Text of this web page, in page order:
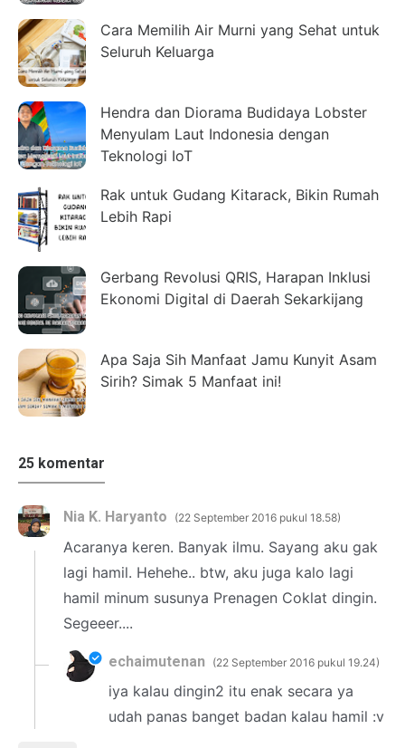
Cara Memilih Air Murni yang Sehat untuk
Seluruh Keluarga
Hendra dan Diorama Budidaya Lobster
Menyulam Laut Indonesia dengan
Teknologi IoT
Rak untuk Gudang Kitarack, Bikin Rumah
Lebih Rapi
Gerbang Revolusi QRIS, Harapan Inklusi
Ekonomi Digital di Daerah Sekarkijang
Apa Saja Sih Manfaat Jamu Kunyit Asam
Sirih? Simak 5 Manfaat ini!
25 komentar
Nia K. Haryanto 22 September 2016 pukul 18.58
Acaranya keren. Banyak ilmu. Sayang aku gak
lagi hamil. Hehehe.. btw, aku juga kalo lagi
hamil minum susunya Prenagen Coklat dingin.
Segeeer....
echaimutenan 22 September 2016 pukul 19.24
iya kalau dingin2 itu enak secara ya
udah panas banget badan kalau hamil :v